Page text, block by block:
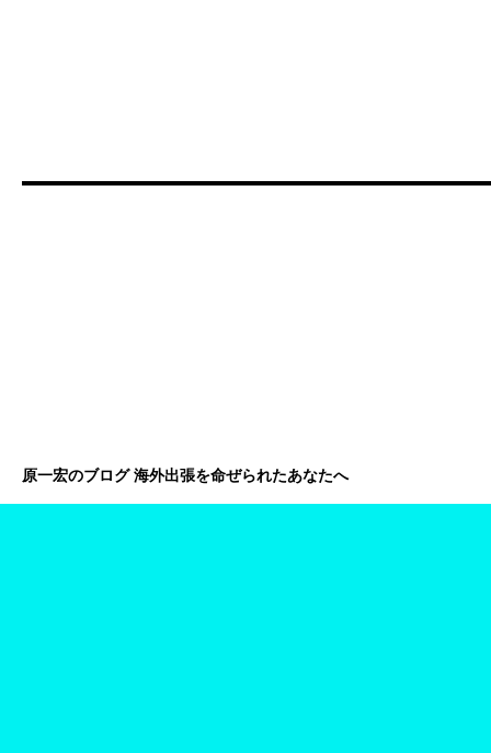
原一宏のブログ 海外出張を命ぜられたあなたへ